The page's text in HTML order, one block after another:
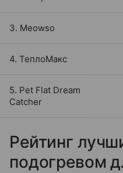
3. Meowso
4. ТеплоМакс
5. Pet Flat Dream
Catcher
Рейтинг
подогревом